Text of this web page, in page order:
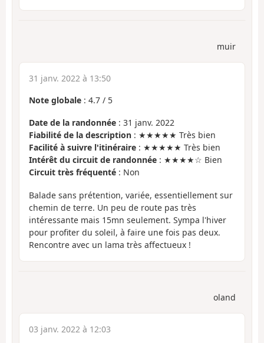
muir
31 janv. 2022 à 13:50
Note globale : 4.7 / 5
Date de la randonnée : 31 janv. 2022
Fiabilité de la description : ★★★★★ Très bien
Facilité à suivre l'itinéraire : ★★★★★ Très bien
Intérêt du circuit de randonnée : ★★★★☆ Bien
Circuit très fréquenté : Non
Balade sans prétention, variée, essentiellement sur
chemin de terre. Un peu de route pas très
intéressante mais 15mn seulement. Sympa l'hiver
pour profiter du soleil, à faire une fois pas deux.
Rencontre avec un lama très affectueux !
oland
03 janv. 2022 à 12:03